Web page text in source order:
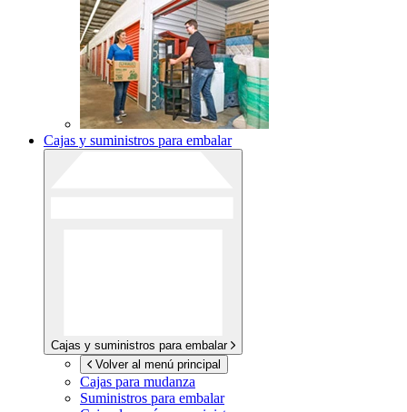
Cajas y suministros para embalar
Cajas y suministros para embalar
Volver al menú principal
Cajas para mudanza
Suministros para embalar